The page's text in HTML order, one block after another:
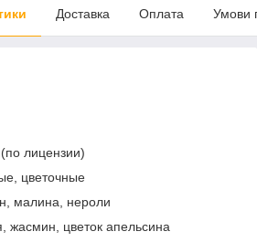
Доставка Оплата Умови
лицензии)
цветочные
малина, нероли
жасмин, цветок апельсина